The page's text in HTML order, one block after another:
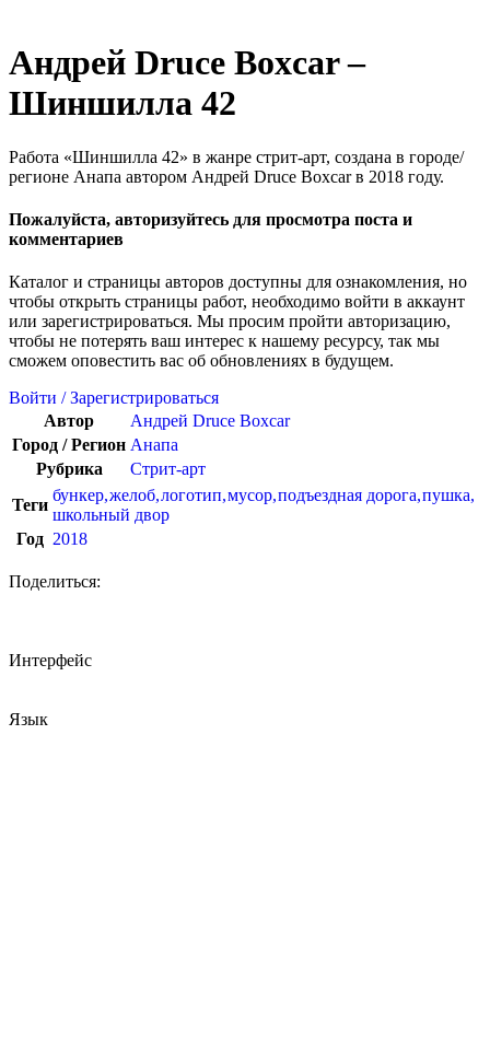
Андрей Druce Boxcar –
Шиншилла 42
Работа «Шиншилла 42» в жанре стрит-арт, создана в городе/
регионе Анапа автором Андрей Druce Boxcar в 2018 году.
Пожалуйста, авторизуйтесь для просмотра поста и
комментариев
Каталог и страницы авторов доступны для ознакомления, но
чтобы открыть страницы работ, необходимо войти в аккаунт
или зарегистрироваться. Мы просим пройти авторизацию,
чтобы не потерять ваш интерес к нашему ресурсу, так мы
сможем оповестить вас об обновлениях в будущем.
Войти / Зарегистрироваться
Автор
Андрей Druce Boxcar
Город / Регион Анапа
Рубрика
Стрит-арт
Теги
бункер,желоб,логотип,мусор,подъездная дорога,пушка,
школьный двор
Год 2018
Поделиться:
Интерфейс
Язык